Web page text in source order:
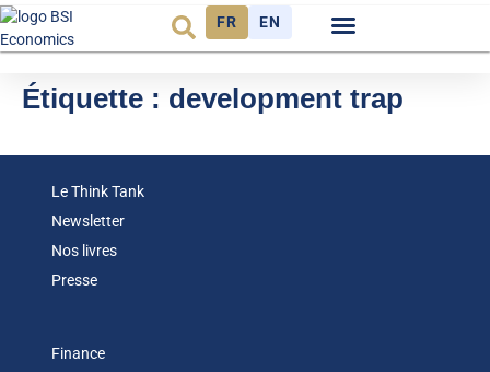
FR EN
Étiquette : development trap
Le Think Tank
Newsletter
Nos livres
Presse
Finance